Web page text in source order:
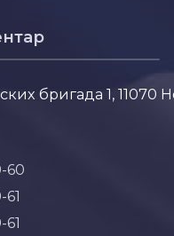
бригада 1, 11070
60
61